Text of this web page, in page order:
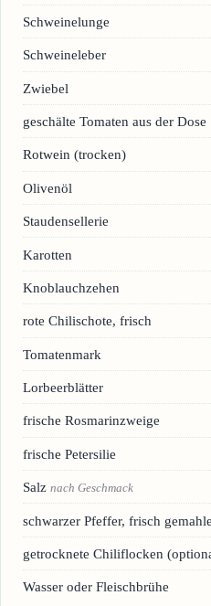
Schweinelunge
Schweineleber
Zwiebel
geschälte Tomaten aus der Dose
Rotwein (trocken)
Olivenöl
Staudensellerie
Karotten
Knoblauchzehen
rote Chilischote, frisch
Tomatenmark
Lorbeerblätter
frische Rosmarinzweige
frische Petersilie
Salz nach Geschmack
schwarzer Pfeffer, frisch
getrocknete Chiliflocken
Wasser oder Fleischbrühe